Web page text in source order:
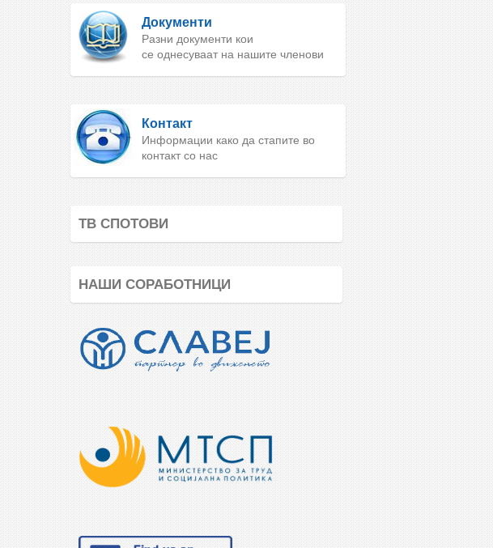
Документи
Разни документи кои
се однесуваат на нашите членови
Контакт
Информации како да стапите во
контакт со нас
ТВ СПОТОВИ
НАШИ СОРАБОТНИЦИ